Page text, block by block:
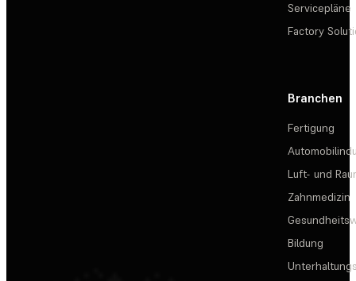
Servicepläne
Factory
Branchen
Fertigung
Luft- und
Zahnmedizin
Bildung